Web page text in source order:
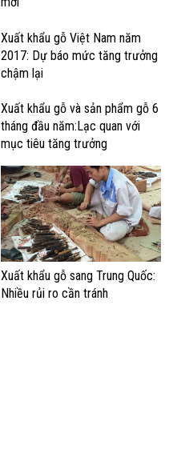
Xuất khẩu gỗ Việt Nam năm
2017: Dự báo mức tăng trưởng
chậm lại
Xuất khẩu gỗ và sản phẩm gỗ 6
tháng đầu năm:Lạc quan với
mục tiêu tăng trưởng
Xuất khẩu gỗ sang Trung Quốc:
Nhiều rủi ro cần tránh